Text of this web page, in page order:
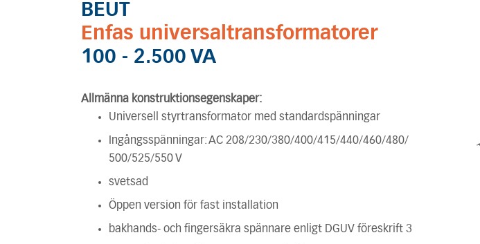
BEUT
Enfas universaltransformatorer
100 - 2.500 VA
Allmänna konstruktionsegenskaper:
Universell styrtransformator med standardspänningar
Ingångsspänningar: AC 208/230/380/400/415/440/460/480/
500/525/550 V
svetsad
Öppen version för fast installation
bakhands- och fingersäkra spännare enligt DGUV föreskrift 3